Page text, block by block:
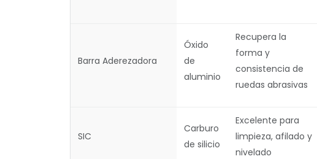
Barra Aderezadora
Óxido
de
aluminio
Recupera la
forma y
consistencia de
ruedas abrasivas
SIC
Carburo
de silicio
Excelente para
limpieza, afilado y
nivelado